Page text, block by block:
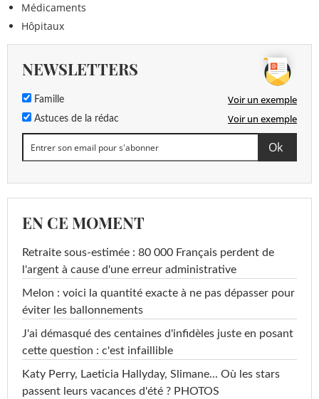
Médicaments
Hôpitaux
NEWSLETTERS
Famille Voir un exemple
Astuces de la rédac Voir un exemple
EN CE MOMENT
Retraite sous-estimée : 80 000 Français perdent de
l'argent à cause d'une erreur administrative
Melon : voici la quantité exacte à ne pas dépasser pour
éviter les ballonnements
J'ai démasqué des centaines d'infidèles juste en posant
cette question : c'est infaillible
Katy Perry, Laeticia Hallyday, Slimane... Où les stars
passent leurs vacances d'été ? PHOTOS